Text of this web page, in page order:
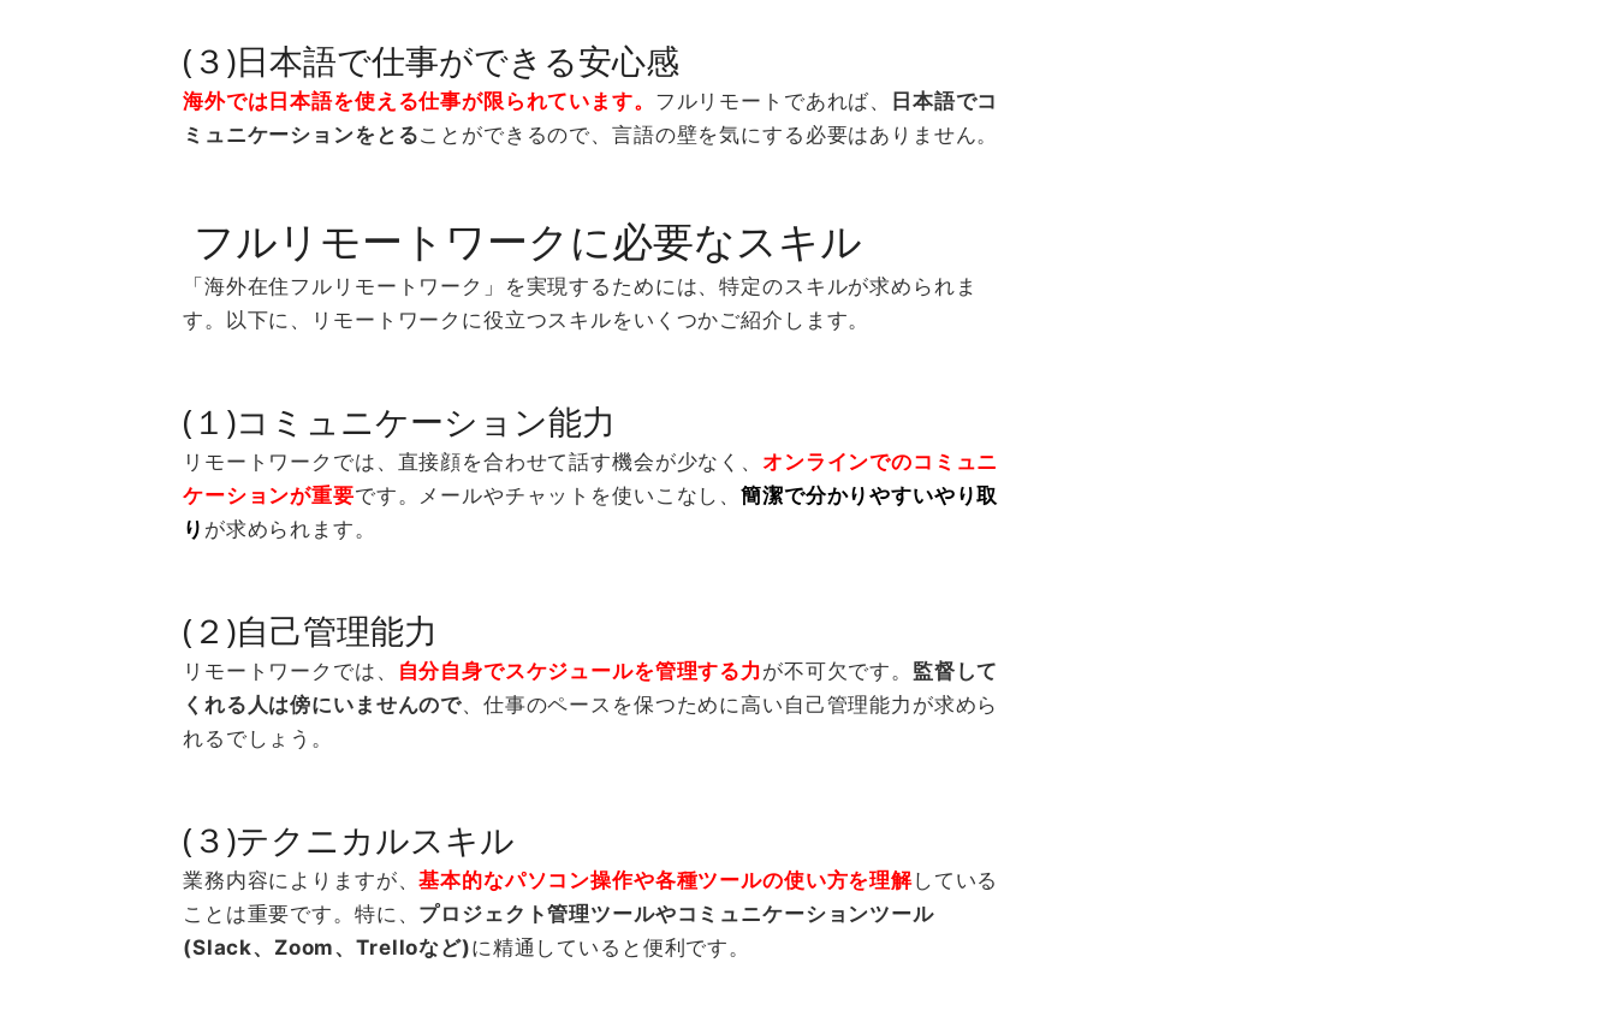
(３)日本語で仕事ができる安心感
海外では日本語を使える仕事が限られています。 フルリモートであれば、
日本語でコ
ミュニケーションをとることができるので、言語の壁を気にする必要はありません。
フルリモートワークに必要なスキル
「海外在住フルリモートワーク」を実現するためには、特定のスキルが求められま
す。以下に、リモートワークに役立つスキルをいくつかご紹介します。
(１)コミュニケーション能力
リモートワークでは、直接顔を合わせて話す機会が少なく、 オンラインでのコミュニ
ケーションが重要です。メールやチャットを使いこなし、簡潔で分かりやすいやり取
り が求められます。
(２)自己管理能力
リモートワークでは、 自分自身でスケジュールを管理する力が不可欠です。 監督して
くれる人は傍にいませんので、仕事のペースを保つために高い自己管理能力が求めら
れるでしょう。
(３)テクニカルスキル
業務内容によりますが、基本的なパソコン操作や各種ツールの使い方を理解している
ことは重要です。特に、 プロジェクト管理ツールやコミュニケーションツール
(Slack、Zoom、Trelloなど)に精通していると便利です。